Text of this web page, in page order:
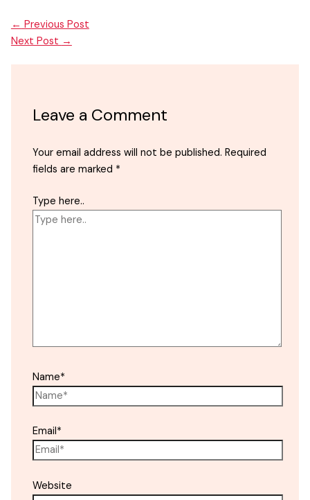
← Previous Post
Next Post →
Leave a Comment
Your email address will not be published. Required
fields are marked *
Type here..
Name*
Email*
Website